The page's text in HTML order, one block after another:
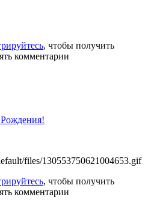
, чтобы получить
комментарии
, чтобы получить
комментарии